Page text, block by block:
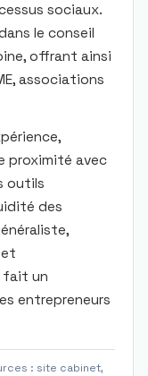
sociaux.
le conseil
offrant ainsi
associations
proximité avec
outils
des
fait un
entrepreneurs
: site cabinet,